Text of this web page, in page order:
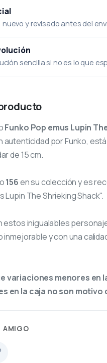
y revisado antes del
sencilla si no es lo que
Funko Pop emus Lupin
autenticidad por Funko,
de 15 cm.
156en su colección y es
Lupin The Shrieking Shack".
estos inigualables
inmejorable y con una
variaciones menores en
en la caja no son motivo
AMIGO